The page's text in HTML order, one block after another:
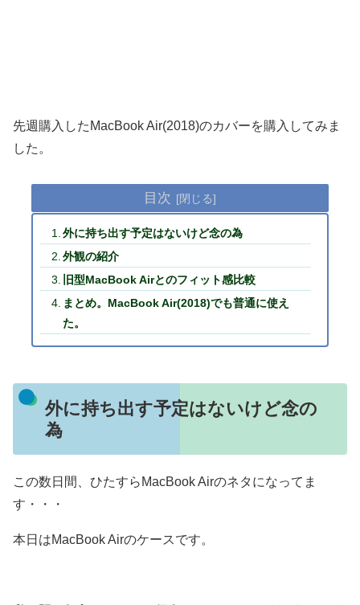
先週購入したMacBook Air(2018)のカバーを購入してみま
した。
目次
外に持ち出す予定はないけど念の為
外観の紹介
旧型MacBook Airとのフィット感比較
まとめ。MacBook Air(2018)でも普通に使え
た。
外に持ち出す予定はないけど念の
為
この数日間、ひたすらMacBook Airのネタになってま
す・・・
本日はMacBook Airのケースです。